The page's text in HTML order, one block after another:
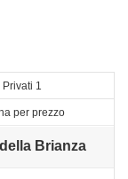
Privati 1
per prezzo
Brianza